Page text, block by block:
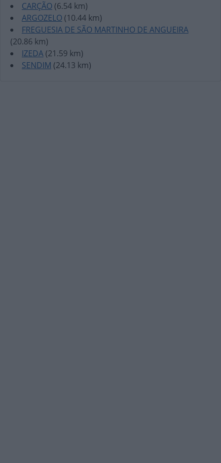
CARÇÃO (6.54 km)
ARGOZELO (10.44 km)
FREGUESIA DE SÃO MARTINHO DE ANGUEIRA
(20.86 km)
IZEDA (21.59 km)
SENDIM (24.13 km)